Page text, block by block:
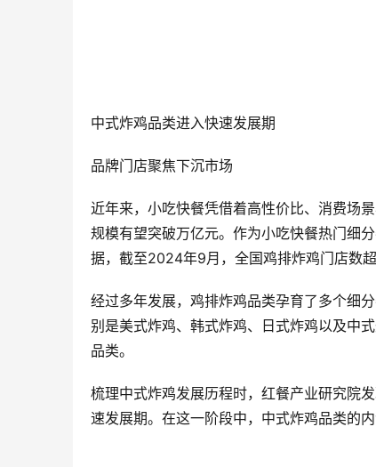
中式炸鸡品类进入快速发展期
品牌门店聚焦下沉市场
近年来，小吃快餐凭借着高性价比、消费场
规模有望突破万亿元。作为小吃快餐热门细
据，截至2024年9月，全国鸡排炸鸡门店数
经过多年发展，鸡排炸鸡品类孕育了多个细
别是美式炸鸡、韩式炸鸡、日式炸鸡以及中
品类。
梳理中式炸鸡发展历程时，红餐产业研究院
速发展期。在这一阶段中，中式炸鸡品类的